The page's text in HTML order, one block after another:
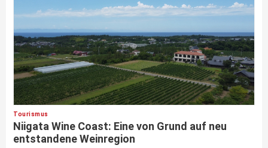
Tourismus
Niigata Wine Coast: Eine von Grund auf neu
entstandene Weinregion